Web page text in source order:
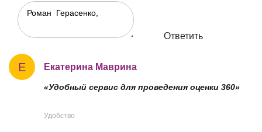
Ответить
Е Екатерина Маврина
«Удобный сервис для проведения оценки 360»
Удобство